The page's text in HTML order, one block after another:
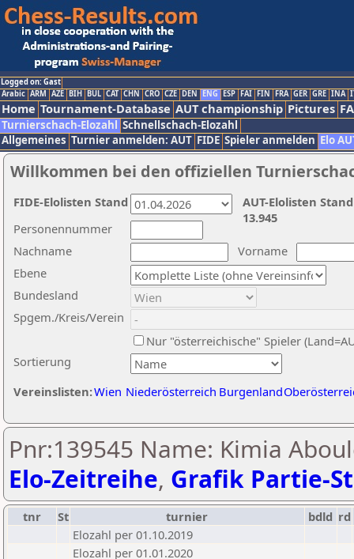
Logged on: Gast
Arabic ARM AZE BIH BUL CAT CHN CRO CZE DEN ENG ESP FAI FIN FRA GER GRE INA
Home Tournament-Database AUT championship Pictures
Turnierschach-Elozahl Schnellschach-Elozahl
Allgemeines Turnier anmelden: AUT FIDE Spieler anmelden Elo
Willkommen bei den offiziellen
Nachname
Vorname
Ebene
Sortierung
Personennummer
Bundesland
Spgem./Kreis/Verein
Nur "österreichische" Spieler
Vereinslisten:Wien Niederösterreich Burgenland
AUT-Elolisten
13.945
FIDE-Elolisten Stand
Pnr:139545 Name: Kimia
Elo-Zeitreihe, Grafik Partie-
tnr St turnier bdld rd
Elozahl per 01.10.2019
Elozahl per 01.01.2020